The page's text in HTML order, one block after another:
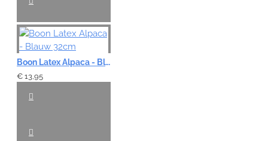
Boon Latex Alpaca - Blauw 32cm
€ 13,95